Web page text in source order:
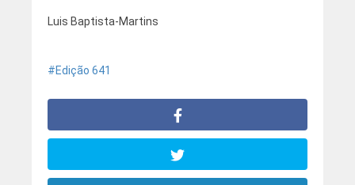
Luis Baptista-Martins
Edição 641